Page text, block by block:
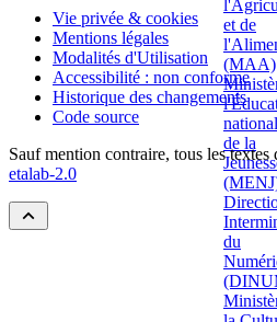
Vie privée & cookies
Mentions légales
Modalités d'Utilisation
Accessibilité : non conforme
Historique des changements
Code source
Sauf mention contraire, tous les textes
etalab-2.0